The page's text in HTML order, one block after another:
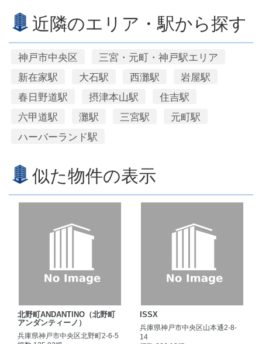
近隣のエリア・駅から探す
神戸市中央区
三宮・元町・神戸駅エリア
新在家駅
大石駅 西灘駅
岩屋駅
春日野道駅
摂津本山駅
住吉駅
六甲道駅
灘駅 三宮駅
元町駅
ハーバーランド駅
似た物件の表示
北野町ANDANTINO（北野町
アンダンティーノ）
兵庫県神戸市中央区北野町2-6-5
ISSX
兵庫県神戸市中央区山本通2-8-
14